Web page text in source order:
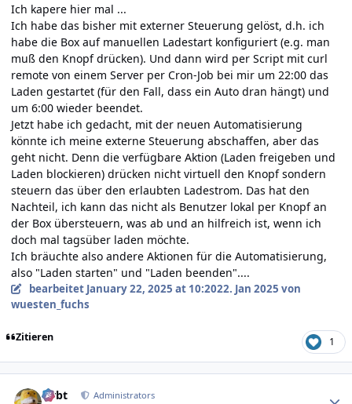
Ich kapere hier mal ...
Ich habe das bisher mit externer Steuerung gelöst, d.h. ich
habe die Box auf manuellen Ladestart konfiguriert (e.g. man
muß den Knopf drücken). Und dann wird per Script mit curl
remote von einem Server per Cron-Job bei mir um 22:00 das
Laden gestartet (für den Fall, dass ein Auto dran hängt) und
um 6:00 wieder beendet.
Jetzt habe ich gedacht, mit der neuen Automatisierung
könnte ich meine externe Steuerung abschaffen, aber das
geht nicht. Denn die verfügbare Aktion (Laden freigeben und
Laden blockieren) drücken nicht virtuell den Knopf sondern
steuern das über den erlaubten Ladestrom. Das hat den
Nachteil, ich kann das nicht als Benutzer lokal per Knopf an
der Box übersteuern, was ab und an hilfreich ist, wenn ich
doch mal tagsüber laden möchte.
Ich bräuchte also andere Aktionen für die Automatisierung,
also "Laden starten" und "Laden beenden"....
bearbeitet January 22, 2025 at 10:2022. Jan 2025 von
wuesten_fuchs
Zitieren 1
rtrbt Administrators